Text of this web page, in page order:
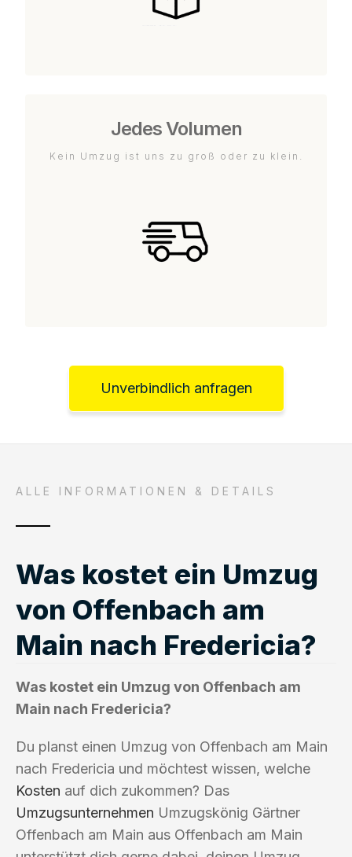
Jedes Volumen
Kein Umzug ist uns zu groß oder zu klein.
Unverbindlich anfragen
ALLE INFORMATIONEN & DETAILS
Was kostet ein Umzug
von Offenbach am
Main nach Fredericia?
Was kostet ein Umzug von Offenbach am
Main nach Fredericia?
Du planst einen Umzug von Offenbach am Main
nach Fredericia und möchtest wissen, welche
Kosten auf dich zukommen? Das
Umzugsunternehmen Umzugskönig Gärtner
Offenbach am Main aus Offenbach am Main